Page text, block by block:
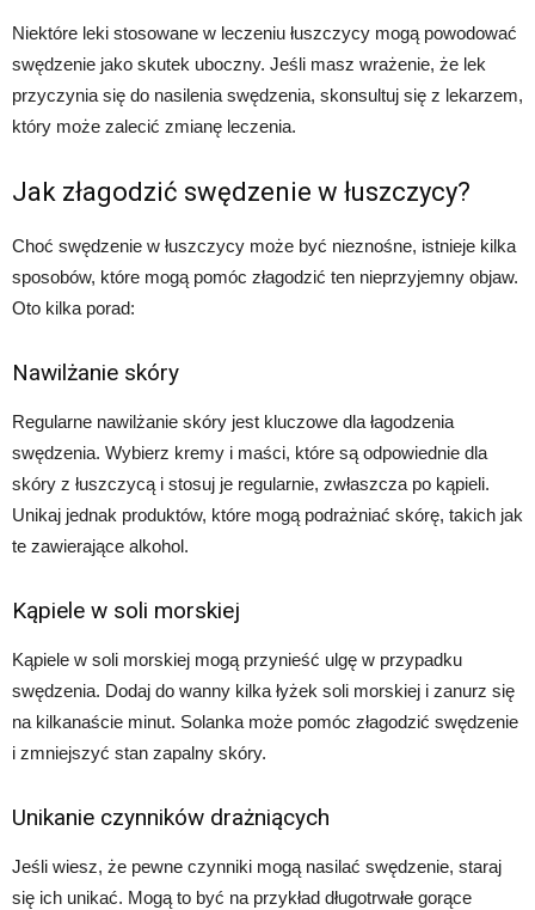
Niektóre leki stosowane w leczeniu łuszczycy mogą powodować
swędzenie jako skutek uboczny. Jeśli masz wrażenie, że lek
przyczynia się do nasilenia swędzenia, skonsultuj się z lekarzem,
który może zalecić zmianę leczenia.
Jak złagodzić swędzenie w łuszczycy?
Choć swędzenie w łuszczycy może być nieznośne, istnieje kilka
sposobów, które mogą pomóc złagodzić ten nieprzyjemny objaw.
Oto kilka porad:
Nawilżanie skóry
Regularne nawilżanie skóry jest kluczowe dla łagodzenia
swędzenia. Wybierz kremy i maści, które są odpowiednie dla
skóry z łuszczycą i stosuj je regularnie, zwłaszcza po kąpieli.
Unikaj jednak produktów, które mogą podrażniać skórę, takich jak
te zawierające alkohol.
Kąpiele w soli morskiej
Kąpiele w soli morskiej mogą przynieść ulgę w przypadku
swędzenia. Dodaj do wanny kilka łyżek soli morskiej i zanurz się
na kilkanaście minut. Solanka może pomóc złagodzić swędzenie
i zmniejszyć stan zapalny skóry.
Unikanie czynników drażniących
Jeśli wiesz, że pewne czynniki mogą nasilać swędzenie, staraj
się ich unikać. Mogą to być na przykład długotrwałe gorące